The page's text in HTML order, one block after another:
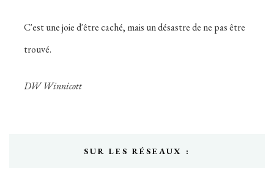
C'est une joie d'être caché, mais un désastre de ne pas être
trouvé.
DW Winnicott
SUR LES RÉSEAUX :